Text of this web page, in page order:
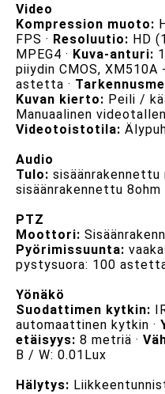
Video
Kompression muoto:
FPS · Resoluutio: HD
MPEG4 · Kuva-anturi:
piiydin CMOS, XM510A
astetta ·
Kuvan kierto: Peili /
Manuaalinen
Videotoistotila:
Audio
Tulo: sisäänrakennettu
sisäänrakennettu 8ohm
PTZ
Moottori:
Pyörimissuunta:
pystysuora: 100
Yönäkö
Suodattimen kytkin:
automaattinen kytkin ·
etäisyys: 8 metriä ·
B / W: 0.01Lux
Hälytys: